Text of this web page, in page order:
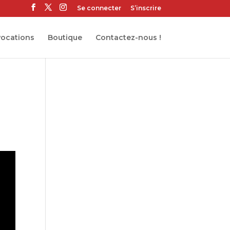
Se connecter S’inscrire
Boutique Contactez-nous !